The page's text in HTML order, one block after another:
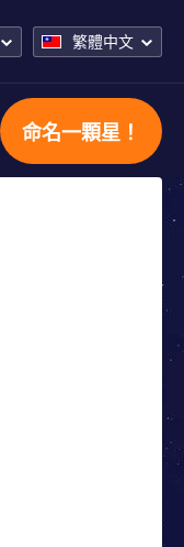
繁體中文
命名一顆星！